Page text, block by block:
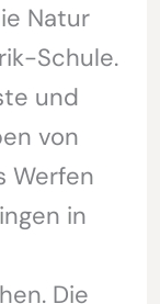
Natur
Schule.
und
von
Werfen
in
Die